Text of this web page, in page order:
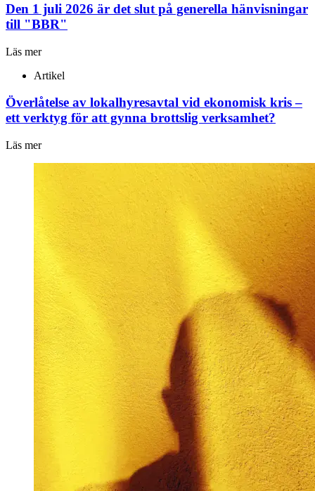
Den 1 juli 2026 är det slut på generella hänvisningar
till "BBR"
Läs mer
Artikel
Överlåtelse av lokalhyresavtal vid ekonomisk kris –
ett verktyg för att gynna brottslig verksamhet?
Läs mer